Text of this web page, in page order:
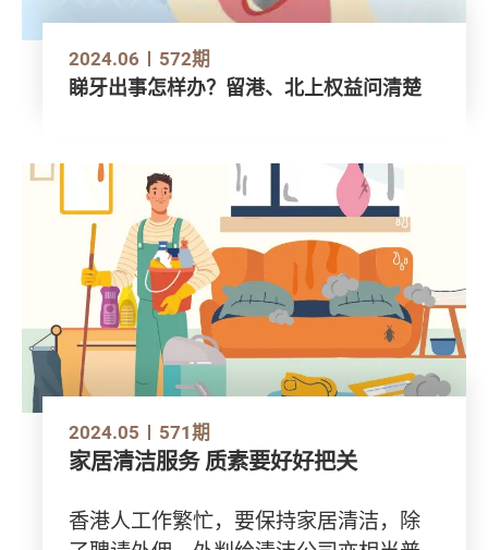
2024.06 572期
睇牙出事怎样办？留港、北上权益问清楚
2024.05 571期
家居清洁服务 质素要好好把关
香港人工作繁忙，要保持家居清洁，除